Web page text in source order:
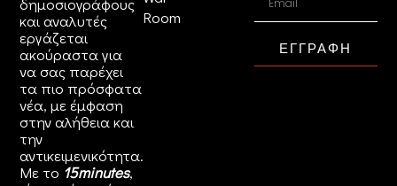
δημοσιογράφους
και αναλυτές
εργάζεται
ακούραστα για
να σας παρέχει
τα πιο πρόσφατα
νέα, με έμφαση
στην αλήθεια και
την
αντικειμενικότητα.
Με το 15minutes,
Room
ΕΓΓΡΑΦΗ